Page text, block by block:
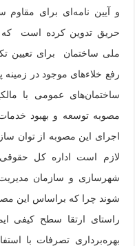
و آیین نامه‌ای برای مقاوم
حریق تدوین کرده است که
ملی ساختمان برای تعیین
رفع خلاءهای موجود در
ساختمان‌های عمومی با
مصوبه توسعه و بهبود
اجرای این مصوبه از توان
لازم است اداره کل
شهرسازی و سازمان
شوند چرا که براساس این
راستای ارتقا سطح کیفی
بهره‌برداری تصرفات با